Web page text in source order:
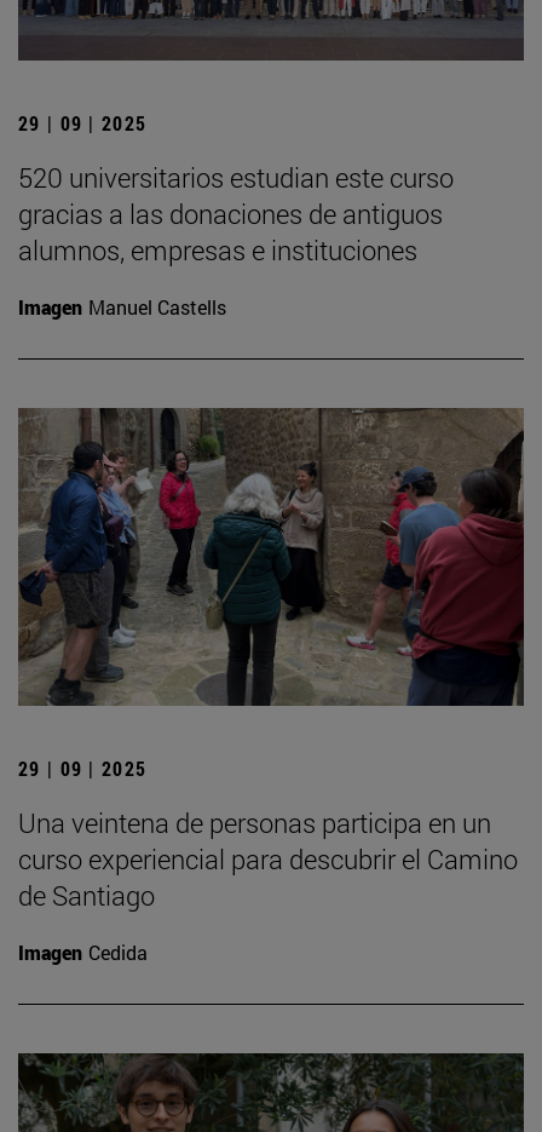
29 | 09 | 2025
520 universitarios estudian este curso
gracias a las donaciones de antiguos
alumnos, empresas e instituciones
Imagen Manuel Castells
29 | 09 | 2025
Una veintena de personas participa en un
curso experiencial para descubrir el Camino
de Santiago
Imagen Cedida